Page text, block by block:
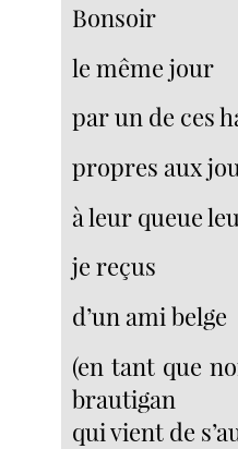
Bonsoir
le même jour
par un de ces
propres aux
à leur queue
je reçus
d’un ami belge
(en tant que
brautigan
qui vient de